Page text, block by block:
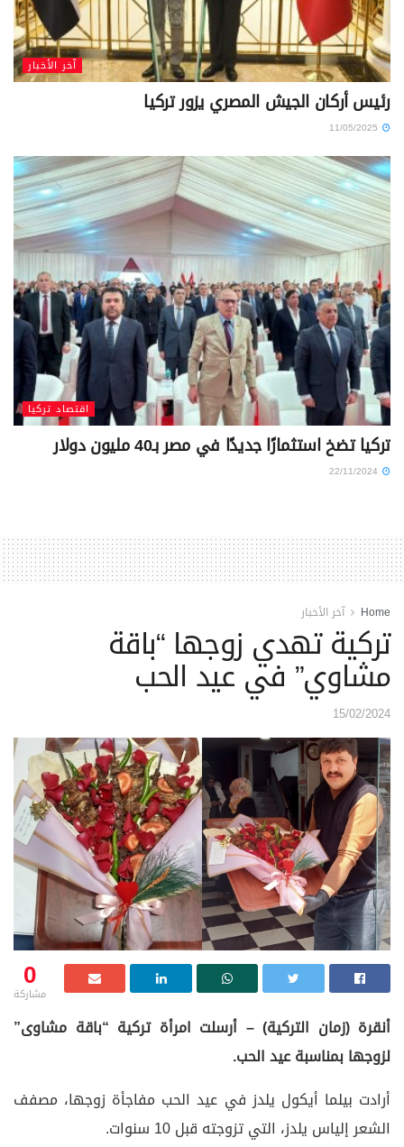
آخر الأخبار
رئيس أركان الجيش المصري يزور تركيا
اقتصاد تركيا
تركيا تضخ استثمارًا جديدًا في مصر بـ40 مليون دولار
Home آخر الأخبار
تركية تهدي زوجها “باقة
مشاوي” في عيد الحب
15/02/2024
0
مشاركة
أنقرة (زمان التركية) – أرسلت امرأة تركية “باقة مشاوى”
لزوجها بمناسبة عيد الحب.
أرادت بيلما أيكول يلدز في عيد الحب مفاجأة زوجها، مصفف
الشعر إلياس يلدز، التي تزوجته قبل 10 سنوات
.